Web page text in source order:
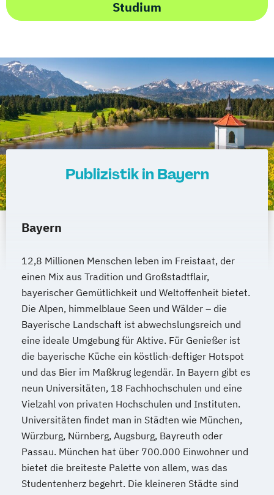
Studium
Publizistik in Bayern
Bayern
12,8 Millionen Menschen leben im Freistaat, der
einen Mix aus Tradition und Großstadtflair,
bayerischer Gemütlichkeit und Weltoffenheit bietet.
Die Alpen, himmelblaue Seen und Wälder – die
Bayerische Landschaft ist abwechslungsreich und
eine ideale Umgebung für Aktive. Für Genießer ist
die bayerische Küche ein köstlich-deftiger Hotspot
und das Bier im Maßkrug legendär. In Bayern gibt es
neun Universitäten, 18 Fachhochschulen und eine
Vielzahl von privaten Hochschulen und Instituten.
Universitäten findet man in Städten wie München,
Würzburg, Nürnberg, Augsburg, Bayreuth oder
Passau. München hat über 700.000 Einwohner und
bietet die breiteste Palette von allem, was das
Studentenherz begehrt. Die kleineren Städte sind